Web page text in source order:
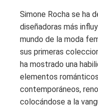
Simone Rocha se ha
diseñadoras más
mundo de la moda
sus primeras
ha mostrado una
elementos
contemporáneos,
colocándose a la